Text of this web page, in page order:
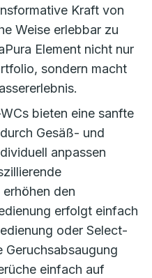
Kraft von
Weise erlebbar zu
Element nicht nur
sondern macht
bieten eine sanfte
Gesäß- und
anpassen
den
erfolgt einfach
oder Select-
Geruchsabsaugung
einfach auf